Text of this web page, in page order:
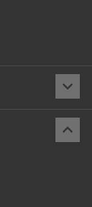
keyboard_arrow_down
keyboard_arrow_up